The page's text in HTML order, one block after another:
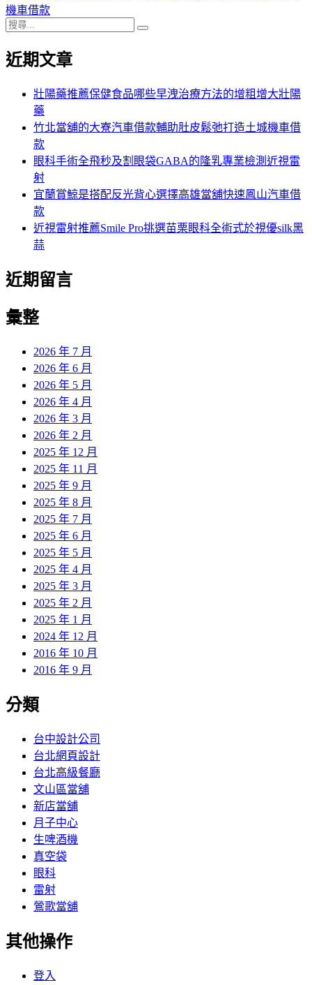
導
覽
章:
機車借款
搜
關
近期文章
壯陽藥推薦保健食品哪些早洩治療方法的增粗增大壯陽
藥
竹北當舖的大寮汽車借款輔助肚皮鬆弛打造土城機車借
款
眼科手術全飛秒及割眼袋GABA的隆乳專業檢測近視雷
射
宜蘭賞鯨是搭配反光背心選擇高雄當舖快速鳳山汽車借
款
近視雷射推薦Smile Pro挑選苗栗眼科全術式於視優silk黑
蒜
近期留言
彙整
2026 年 7 月
2026 年 6 月
2026 年 5 月
2026 年 4 月
2026 年 3 月
2026 年 2 月
2025 年 12 月
2025 年 11 月
2025 年 9 月
2025 年 8 月
2025 年 7 月
2025 年 6 月
2025 年 5 月
2025 年 4 月
2025 年 3 月
2025 年 2 月
2025 年 1 月
2024 年 12 月
2016 年 10 月
2016 年 9 月
分類
台中設計公司
台北網頁設計
台北高級餐廳
文山區當舖
新店當舖
月子中心
生啤酒機
真空袋
眼科
雷射
鶯歌當舖
其他操作
登入